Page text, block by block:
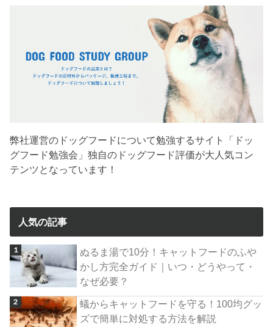
弊社運営のドッグフードについて勉強するサイト「ドッ
グフード勉強会」独自のドッグフード評価が大人気コン
テンツとなっています！
人気の記事
ぬるま湯で10分！キャットフードのふや
かし方完全ガイド｜いつ・どうやって・
なぜ必要？
蟻からキャットフードを守る！100均グッ
ズで簡単に対処する方法を解説